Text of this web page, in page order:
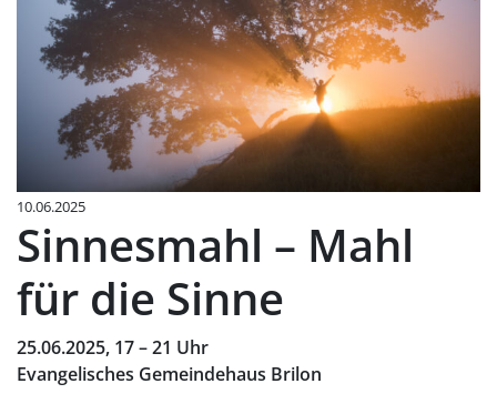
10.06.2025
Sinnesmahl – Mahl
für die Sinne
25.06.2025, 17 – 21 Uhr
Evangelisches Gemeindehaus Brilon